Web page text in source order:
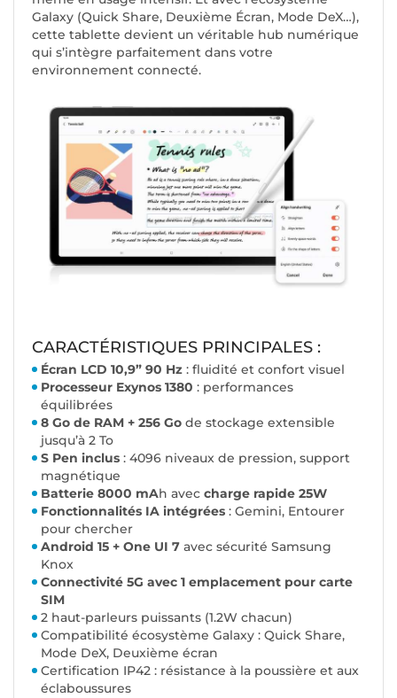
Galaxy (Quick Share, Deuxième Écran, Mode DeX…),
cette tablette devient un véritable hub numérique
qui s’intègre parfaitement dans votre
environnement connecté.
CARACTÉRISTIQUES PRINCIPALES :
Écran LCD 10,9” 90 Hz : fluidité et confort visuel
Processeur Exynos 1380 : performances
équilibrées
8 Go de RAM + 256 Go de stockage extensible
jusqu’à 2 To
S Pen inclus : 4096 niveaux de pression, support
magnétique
Batterie 8000 mAh avec charge rapide 25W
Fonctionnalités IA intégrées : Gemini, Entourer
pour chercher
Android 15 + One UI 7 avec sécurité Samsung
Knox
Connectivité 5G avec 1 emplacement pour carte
SIM
2 haut-parleurs puissants (1.2W chacun)
Compatibilité écosystème Galaxy : Quick Share,
Mode DeX, Deuxième écran
Certification IP42 : résistance à la poussière et aux
éclaboussures